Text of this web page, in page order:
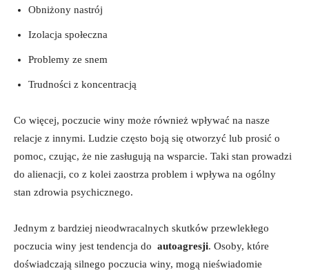
Obniżony⁤ nastrój
Izolacja społeczna
Problemy⁣ ze snem
Trudności z koncentracją
Co więcej, ‍poczucie ​winy może również wpływać na nasze
relacje z​ innymi. Ludzie ‍często boją się otworzyć lub prosić o
pomoc,‍ czując, że‍ nie zasługują⁢ na wsparcie. Taki stan prowadzi
do alienacji, ⁣co z kolei zaostrza problem i ⁢wpływa ⁢na ogólny
stan zdrowia psychicznego.
Jednym z bardziej nieodwracalnych skutków przewlekłego
poczucia winy jest tendencja do ⁣ autoagresji. Osoby, które
‌doświadczają silnego poczucia winy, mogą nieświadomie